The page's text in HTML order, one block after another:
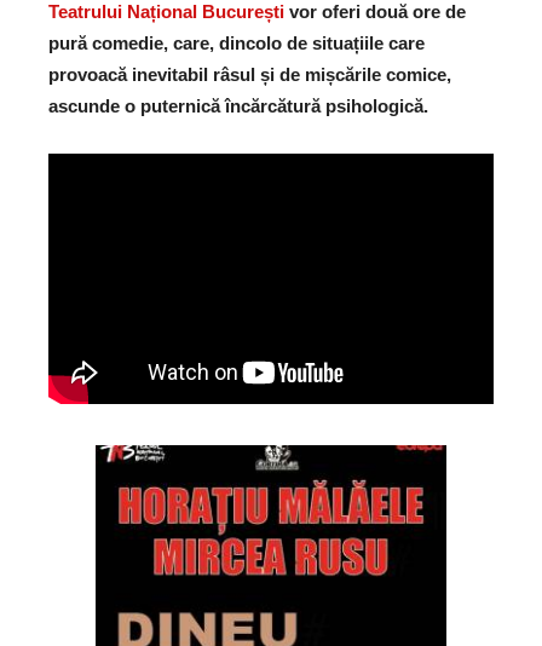
Teatrului Național București vor oferi două ore de
pură comedie, care, dincolo de situațiile care
provoacă inevitabil râsul și de mișcările comice,
ascunde o puternică încărcătură psihologică.